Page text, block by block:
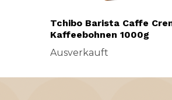
Tchibo Barista Caffe
Kaffeebohnen 1000g
Ausverkauft